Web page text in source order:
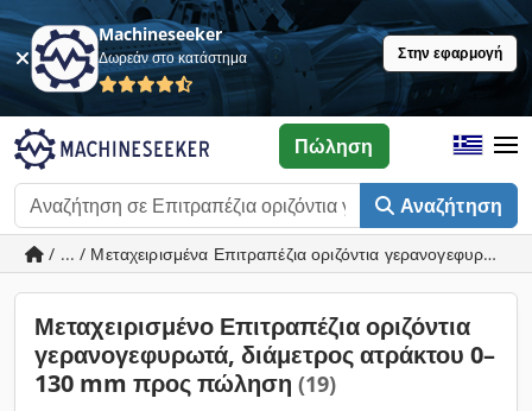
Machineseeker
Δωρεάν στο κατάστημα Στην εφαρμογή
Αναζήτηση
Πώληση
/ ... / Μεταχειρισμένα Επιτραπέζια οριζόντια
Μεταχειρισμένο Επιτραπέζια οριζόντια
γερανογεφυρωτά, διάμετρος ατράκτου 0–
130 mm προς πώληση (19)